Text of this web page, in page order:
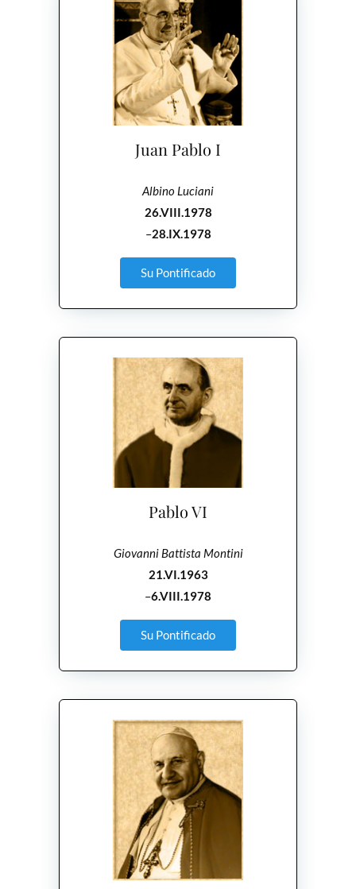
Juan Pablo I
Albino Luciani
26.VIII.1978
–28.IX.1978
Su Pontificado
Pablo VI
Giovanni Battista Montini
21.VI.1963
–6.VIII.1978
Su Pontificado